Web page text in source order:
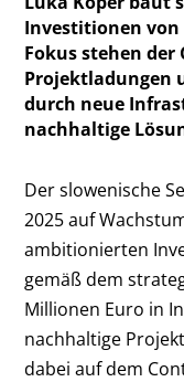
Investitionen von
Fokus stehen
Projektladungen
durch neue
nachhaltige
Der slowenische
2025 auf
ambitionierten
gemäß dem
Millionen Euro in
nachhaltige
dabei auf dem